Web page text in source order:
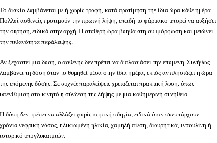
Το δισκίο λαμβάνεται με ή χωρίς τροφή, κατά προτίμηση την ίδια ώρα κάθε ημέρα.
Πολλοί ασθενείς προτιμούν την πρωινή λήψη, επειδή το φάρμακο μπορεί να αυξήσει
την ούρηση, ειδικά στην αρχή. Η σταθερή ώρα βοηθά στη συμμόρφωση και μειώνει
την πιθανότητα παράλειψης.
Αν ξεχαστεί μια δόση, ο ασθενής δεν πρέπει να διπλασιάσει την επόμενη. Συνήθως
λαμβάνει τη δόση όταν το θυμηθεί μέσα στην ίδια ημέρα, εκτός αν πλησιάζει η ώρα
της επόμενης δόσης. Σε συχνές παραλείψεις χρειάζεται πρακτική λύση, όπως
υπενθύμιση στο κινητό ή σύνδεση της λήψης με μια καθημερινή συνήθεια.
Η δόση δεν πρέπει να αλλάζει χωρίς ιατρική οδηγία, ειδικά όταν συνυπάρχουν
χρόνια νεφρική νόσος, ηλικιωμένη ηλικία, χαμηλή πίεση, διουρητικά, ινσουλίνη ή
ιστορικό υπογλυκαιμιών.